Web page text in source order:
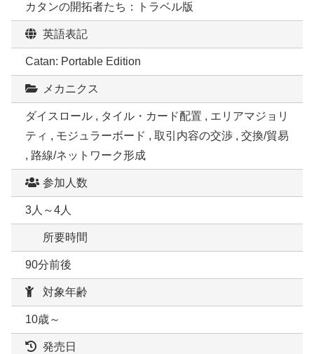
カタンの開拓者たち：トラベル版
英語表記
Catan: Portable Edition
メカニクス
ダイスロール , タイル・カード配置 , エリアマジョリ
ティ , モジュラーボード , 取引内容の交渉 , 交換/貿易
, 路線/ネットワーク形成
参加人数
3人～4人
所要時間
90分前後
対象年齢
10歳～
発売日